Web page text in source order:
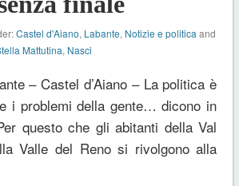
Castel d'Aiano, Labante, Notizie e politica and
Mattutina, Nasci
– Castel d’Aiano – La politica è
i problemi della gente… dicono in
questo che gli abitanti della Val
Valle del Reno si rivolgono alla